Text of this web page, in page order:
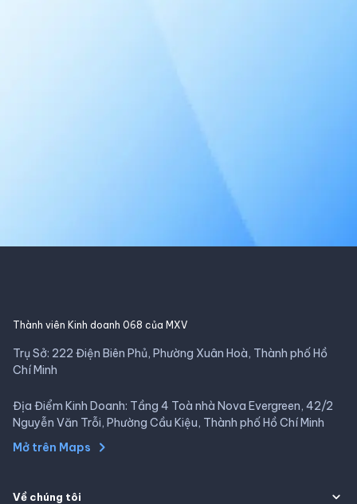
Thành viên Kinh doanh 068 của MXV
Trụ Sở: 222 Điện Biên Phủ, Phường Xuân Hoà, Thành phố Hồ
Chí Minh
Địa Điểm Kinh Doanh: Tầng 4 Toà nhà Nova Evergreen, 42/2
Nguyễn Văn Trỗi, Phường Cầu Kiệu, Thành phố Hồ Chí Minh
Mở trên Maps
Về chúng tôi